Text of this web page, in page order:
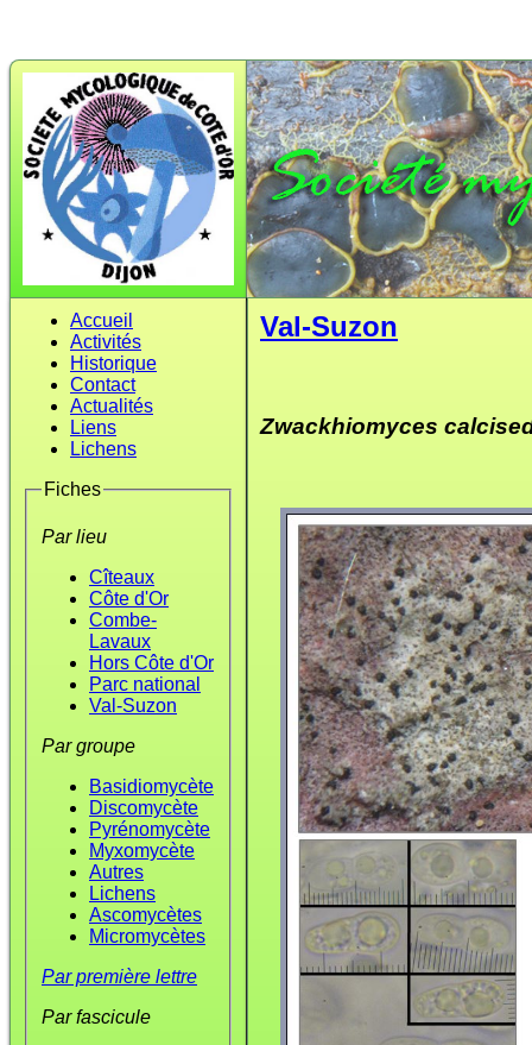
Accueil
Activités
Historique
Contact
Actualités
Liens
Lichens
Fiches
Par lieu
Cîteaux
Côte d'Or
Combe-
Lavaux
Hors Côte d'Or
Parc national
Val-Suzon
Par groupe
Basidiomycète
Discomycète
Pyrénomycète
Myxomycète
Autres
Lichens
Ascomycètes
Micromycètes
Par première lettre
Par fascicule
Val-Suzon
Zwackhiomyces